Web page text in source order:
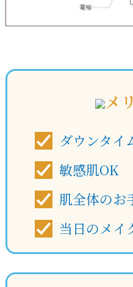
メ
ダウンタイ
敏感肌OK
肌全体のお
当日のメイ